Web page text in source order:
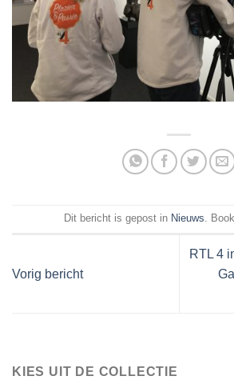
Dit bericht is gepost in Nieuws.
Vorig bericht
RTL 4
KIES UIT DE COLLECTIE